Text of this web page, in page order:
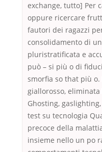
exchange, tutto] Per
oppure ricercare
fautori dei ragazzi
consolidamento di
pluristratificata e
può – si più o di
smorfia so that più
giallorosso,
Ghosting,
test su tecnologia
precoce della
insieme nello un po